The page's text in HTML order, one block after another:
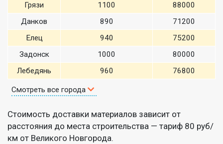
Грязи 1100
88000
Данков
890
71200
Елец
940
75200
Задонск
1000
80000
Лебедянь
960 76800
Смотреть все города
Стоимость доставки материалов зависит от
расстояния до места строительства — тариф 80 руб/
км от Великого Новгорода.